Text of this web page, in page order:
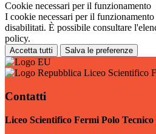
Cookie necessari per il funzionamento
I cookie necessari per il funzionamento
disabilitati. È possibile consultare
policy.
Accetta tutti Salva le preferenze
Liceo Scientifico
Contatti
Liceo Scientifico Fermi Polo